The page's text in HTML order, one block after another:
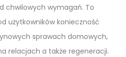
chwilowych wymagań. To
użytkowników konieczność
sprawach domowych,
relacjach a także regeneracji.